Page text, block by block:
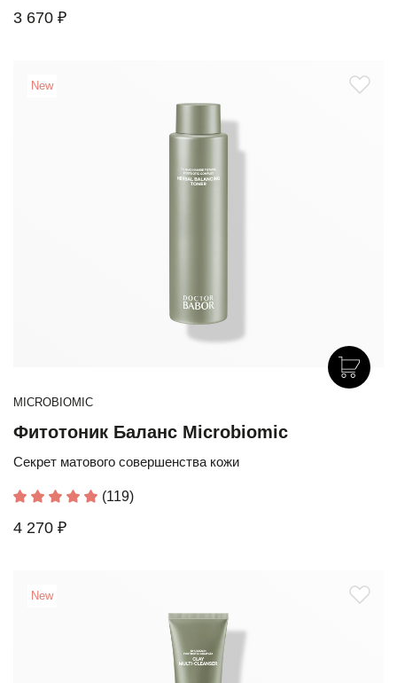
3 670 ₽
New
MICROBIOMIC
Фитотоник Баланс Microbiomic
Секрет матового совершенства кожи
(119)
4 270 ₽
New